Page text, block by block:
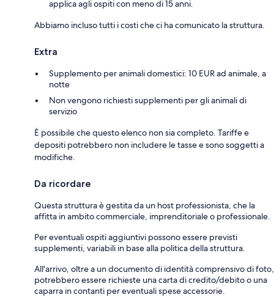
applica agli ospiti con meno di 15 anni.
Abbiamo incluso tutti i costi che ci ha comunicato la struttura.
Extra
Supplemento per animali domestici: 10 EUR ad animale, a
notte
Non vengono richiesti supplementi per gli animali di
servizio
È possibile che questo elenco non sia completo. Tariffe e
depositi potrebbero non includere le tasse e sono soggetti a
modifiche.
Da ricordare
Questa struttura è gestita da un host professionista, che la
affitta in ambito commerciale, imprenditoriale o professionale.
Per eventuali ospiti aggiuntivi possono essere previsti
supplementi, variabili in base alla politica della struttura.
All'arrivo, oltre a un documento di identità comprensivo di foto,
potrebbero essere richieste una carta di credito/debito o una
caparra in contanti per eventuali spese accessorie.